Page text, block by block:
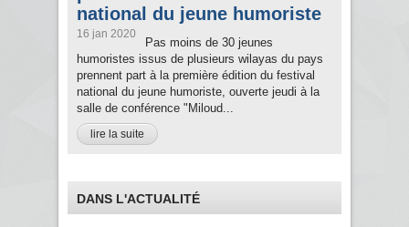
national du jeune humoriste
16 jan 2020
Pas moins de 30 jeunes
humoristes issus de plusieurs wilayas du pays
prennent part à la première édition du festival
national du jeune humoriste, ouverte jeudi à la
salle de conférence "Miloud...
lire la suite
DANS L'ACTUALITÉ